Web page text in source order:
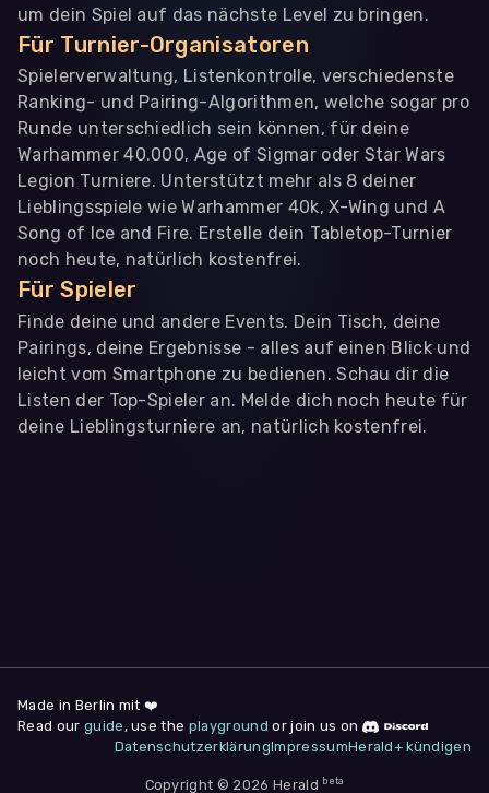
um dein Spiel auf das nächste Level zu bringen.
Für Turnier-Organisatoren
Spielerverwaltung, Listenkontrolle, verschiedenste
Ranking- und Pairing-Algorithmen, welche sogar pro
Runde unterschiedlich sein können, für deine
Warhammer 40.000, Age of Sigmar oder Star Wars
Legion Turniere. Unterstützt mehr als 8 deiner
Lieblingsspiele wie Warhammer 40k, X-Wing und A
Song of Ice and Fire. Erstelle dein Tabletop-Turnier
noch heute, natürlich kostenfrei.
Für Spieler
Finde deine und andere Events. Dein Tisch, deine
Pairings, deine Ergebnisse - alles auf einen Blick und
leicht vom Smartphone zu bedienen. Schau dir die
Listen der Top-Spieler an. Melde dich noch heute für
deine Lieblingsturniere an, natürlich kostenfrei.
deine Zustimmung jederzeit unter "
am Seitenende widerrufen.
Nur notwendige
Made in Berlin mit ❤️
Read our guide , use the playground or join us on
DatenschutzerklärungImpressumHerald+ kündigen
Copyright © 2026 Herald beta